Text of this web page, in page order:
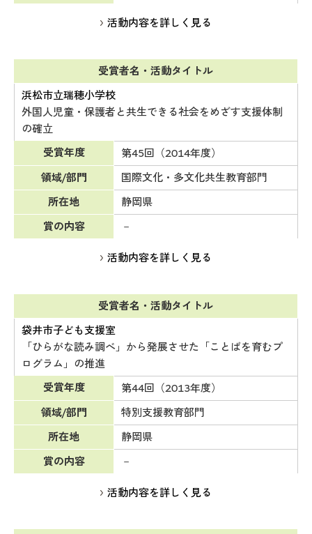
活動内容を詳しく見る
受賞者名・活動タイトル
浜松市立瑞穂小学校
外国人児童・保護者と共生できる社会をめざす支援体制
の確立
受賞年度
第45回（2014年度）
領域/部門
国際文化・多文化共生教育部門
所在地
静岡県
賞の内容
－
活動内容を詳しく見る
受賞者名・活動タイトル
袋井市子ども支援室
「ひらがな読み調べ」から発展させた「ことばを育むプ
ログラム」の推進
受賞年度
第44回（2013年度）
領域/部門
特別支援教育部門
所在地
静岡県
賞の内容
－
活動内容を詳しく見る